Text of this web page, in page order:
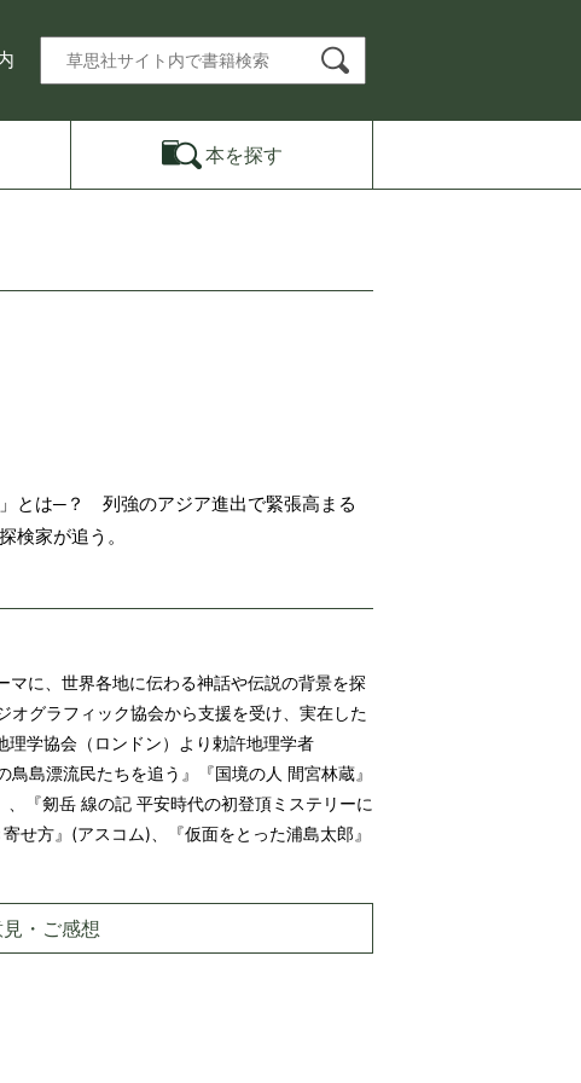
本を探す
とは─？ 列強のアジア進出で緊張高まる
検家が追う。
に、世界各地に伝わる神話や伝説の背景を探
グラフィック協会から支援を受け、実在した
学協会（ロンドン）より勅許地理学者
島漂流民たちを追う』『国境の人 間宮林蔵』
『剱岳 線の記 平安時代の初登頂ミステリーに
せ方』(アスコム)、『仮面をとった浦島太郎』
・ご感想